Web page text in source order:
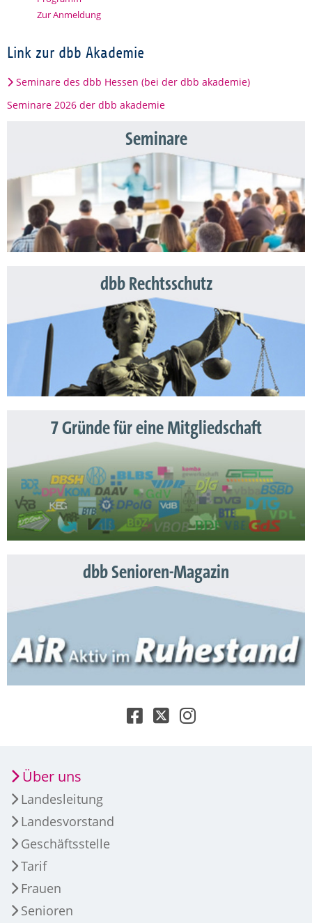
Zur Anmeldung
Link zur dbb Akademie
Seminare des dbb Hessen (bei der dbb akademie)
Seminare 2026 der dbb akademie
Seminare
dbb Rechtsschutz
7 Gründe für eine Mitgliedschaft
dbb Senioren-Magazin
Über uns
Landesleitung
Landesvorstand
Geschäftsstelle
Tarif
Frauen
Senioren